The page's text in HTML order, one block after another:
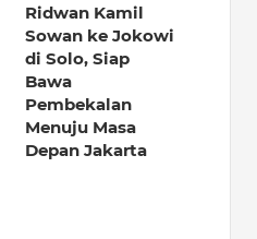
Ridwan Kamil
Sowan ke Jokowi
di Solo, Siap
Bawa
Pembekalan
Menuju Masa
Depan Jakarta